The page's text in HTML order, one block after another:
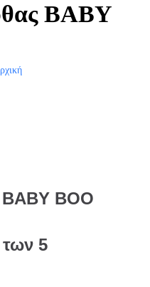
BABY
BOO
των 5